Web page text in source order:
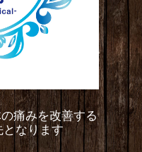
痛みを改善する
なります